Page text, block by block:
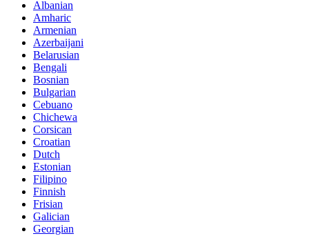
Albanian
Amharic
Armenian
Azerbaijani
Belarusian
Bengali
Bosnian
Bulgarian
Cebuano
Chichewa
Corsican
Croatian
Dutch
Estonian
Filipino
Finnish
Frisian
Galician
Georgian